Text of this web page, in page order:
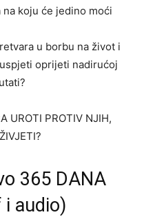
koju će jedino moći
u borbu na život i
oprijeti nadirućoj
UROTI PROTIV NJIH,
365 DANA
i audio)